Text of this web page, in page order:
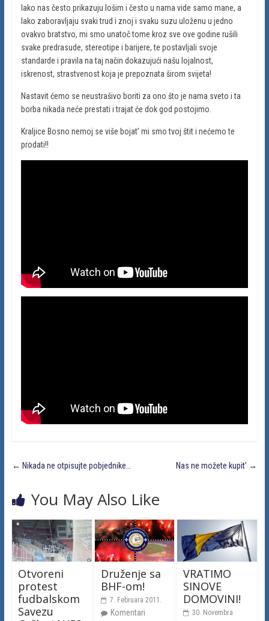
Iako nas često prikazuju lošim i često u nama vide samo mane, a
lako zaboravljaju svaki trud i znoj i svaku suzu uloženu u jedno
ovakvo bratstvo, mi smo unatoč tome kroz sve ove godine rušili
svake predrasude, stereotipe i barijere, te postavljali svoje
standarde i pravila na taj način dokazujući našu lojalnost,
iskrenost, strastvenost koja je prepoznata širom svijeta!
Nastavit ćemo se neustrašivo boriti za ono što je nama sveto i ta
borba nikada neće prestati i trajat će dok god postojimo.
Kraljice Bosno nemoj se više bojat’ mi smo tvoj štit i nećemo te
prodati!!
← Nikada ne otpisujte pobjednike… Nas ne možete kupit’ →
You May Also Like
Otvoreni
protest
fudbalskom
Savezu
Druženje sa
BHF-om!
7. Februara 2011.
Komentari
VRATIMO
SINOVE
DOMOVINI!
30. Novembra